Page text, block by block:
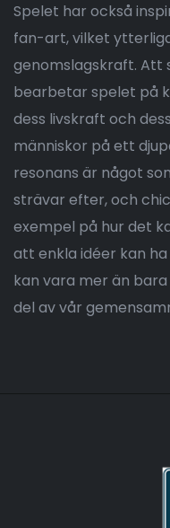
Spelet har också
fan-art, vilket
genomslagskraft. Att
bearbetar spelet på
dess livskraft och
människor på ett
resonans är något
strävar efter, och
exempel på hur det
att enkla idéer kan
kan vara mer än
del av vår